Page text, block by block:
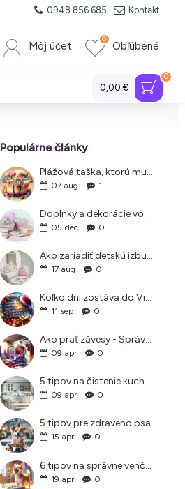
0948 856 685 Kontakt
Môj účet Obľúbené
0
0,00 €
0
Populárne články
Plážová taška, ktorú musíte mať. Príručka pre rodiny s deťmi
07 aug 1
Doplnky a dekorácie vo Vintage štýle
05 dec 0
Ako zariadiť detskú izbu, ktorá je nadčasová a rastie s vaším dieťaťom
17 aug 0
Koľko dni zostáva do Vianoc
11 sep 0
Ako prať závesy - Správne pranie a údržba záclon doma
09 apr 0
5 tipov na čistenie kuchyne, ktoré vám pomôžu
09 apr 0
5 tipov pre zdraveho psa
15 apr 0
6 tipov na správne venčenie psa v letných horúčavách
19 apr 0